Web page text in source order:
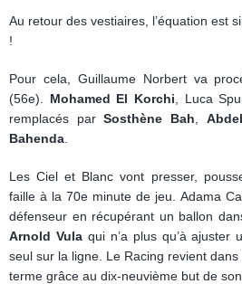
Au retour des vestiaires, l’équation est
!
Pour cela, Guillaume Norbert va
(56e). Mohamed El Korchi , Luca
remplacés parSosthène Bah
Bahenda
Les Ciel et Blanc vont presser,
faille à la 70e minute de jeu. Adama
défenseur en récupérant un ballon
Arnold Vulaqui n’a plus qu’à ajuster
seul sur la ligne. Le Racing revient
terme grâce au dix-neuvième but de